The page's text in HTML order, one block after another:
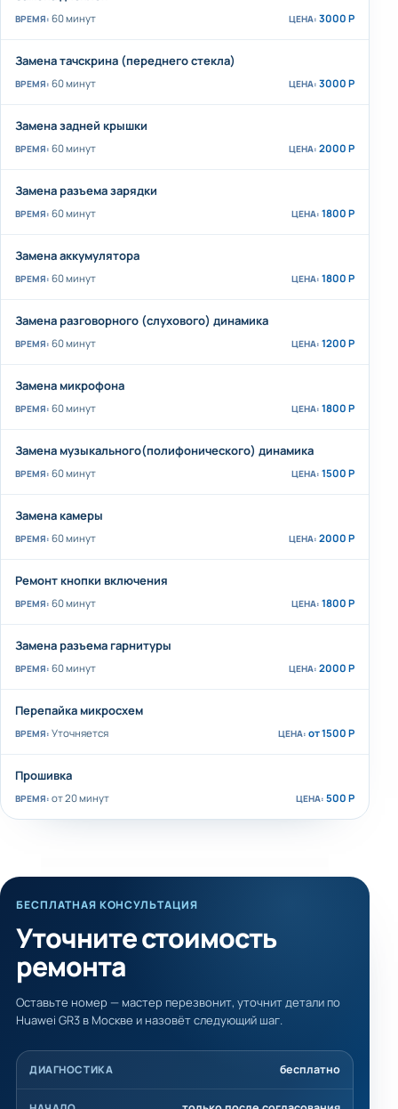
60 минут 3000 Р
Замена тачскрина (переднего стекла)
60 минут 3000 Р
Замена задней крышки
60 минут 2000 Р
Замена разъема зарядки
60 минут 1800 Р
Замена аккумулятора
60 минут 1800 Р
Замена разговорного (слухового) динамика
60 минут 1200 Р
Замена микрофона
60 минут 1800 Р
Замена музыкального(полифонического) динамика
60 минут 1500 Р
Замена камеры
60 минут 2000 Р
Ремонт кнопки включения
60 минут 1800 Р
Замена разъема гарнитуры
60 минут 2000 Р
Перепайка микросхем
Уточняется от 1500 Р
Прошивка
от 20 минут 500 Р
БЕСПЛАТНАЯ КОНСУЛЬТАЦИЯ
Уточните стоимость
ремонта
Оставьте номер — мастер перезвонит, уточнит детали по
Huawei GR3 в Москве и назовёт следующий шаг.
ДИАГНОСТИКА бесплатно